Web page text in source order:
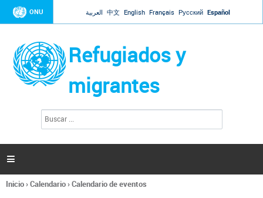
Jump to navigation
ONU العربية 中文 English Français Русский Español
Refugiados y
migrantes
l
s

Se
Inicio›Calendario›Calendario de eventos